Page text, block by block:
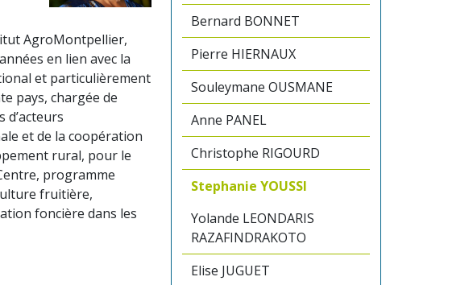
AgroMontpellier,
en lien avec la
et particulièrement
pays, chargée de
d’acteurs
et de la coopération
rural, pour le
programme
fruitière,
foncière dans les
Bernard BONNET
Pierre HIERNAUX
Souleymane OUSMANE
Anne PANEL
Christophe RIGOURD
Stephanie YOUSSI
Yolande LEONDARIS
RAZAFINDRAKOTO
Elise JUGUET